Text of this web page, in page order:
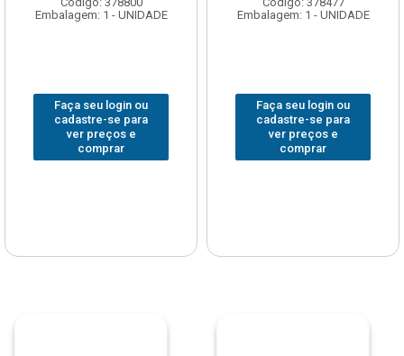
Embalagem: 1 - UNIDADE
Faça seu login ou
cadastre-se para
ver preços e
comprar
Embalagem: 1 - UNIDADE
Faça seu login ou
cadastre-se para
ver preços e
comprar